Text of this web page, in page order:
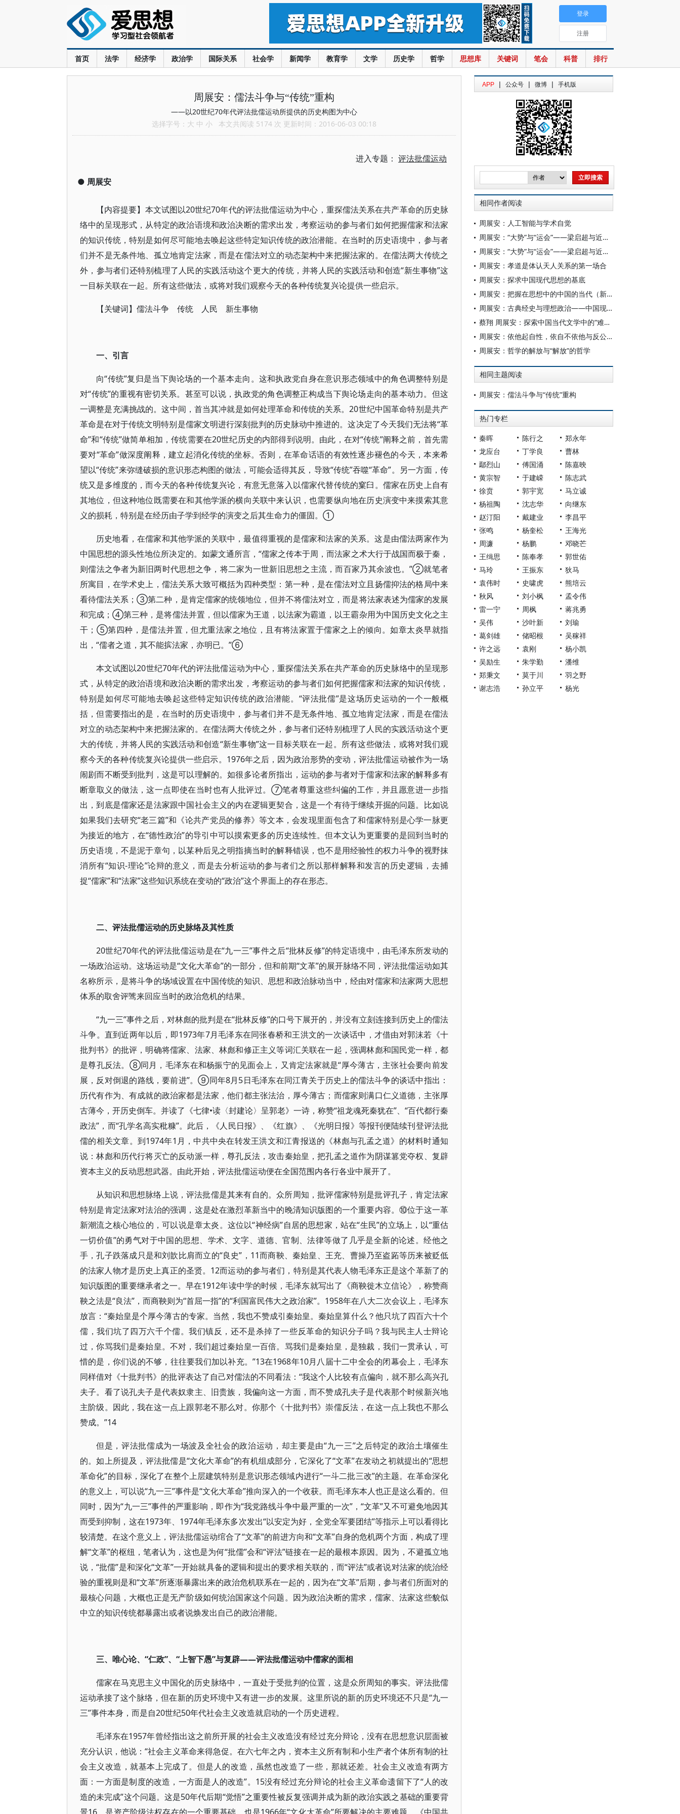
首页 法学 经济学 政治学 国际关系 社会学 新闻学 教育学 文学 历史学 哲学 思想库 关键词 笔会 科普 排行
登录
注册
周展安：儒法斗争与“传统”重构
——以20世纪70年代评法批儒运动所提供的历史构图为中心
选择字号： 大 中 小 本文共阅读 5174 次 更新时间：2016-06-03 00:18
进入专题： 评法批儒运动
● 周展安
【内容提要】本文试图以20世纪70年代的评法批儒运动为中心，重探儒法关系在共产革命的历史脉
络中的呈现形式，从特定的政治语境和政治决断的需求出发，考察运动的参与者们如何把握儒家和法家
的知识传统，特别是如何尽可能地去唤起这些特定知识传统的政治潜能。在当时的历史语境中，参与者
们并不是无条件地、孤立地肯定法家，而是在儒法对立的动态架构中来把握法家的。在儒法两大传统之
外，参与者们还特别梳理了人民的实践活动这个更大的传统，并将人民的实践活动和创造“新生事物”这
一目标关联在一起。所有这些做法，或将对我们观察今天的各种传统复兴论提供一些启示。
【关键词】儒法斗争 传统 人民 新生事物
一、引言
向“传统”复归是当下舆论场的一个基本走向。这和执政党自身在意识形态领域中的角色调整特别是
对“传统”的重视有密切关系。甚至可以说，执政党的角色调整正构成当下舆论场走向的基本动力。但这
一调整是充满挑战的。这中间，首当其冲就是如何处理革命和传统的关系。20世纪中国革命特别是共产
革命是在对于传统文明特别是儒家文明进行深刻批判的历史脉动中推进的。这决定了今天我们无法将“革
命”和“传统”做简单相加，传统需要在20世纪历史的内部得到说明。由此，在对“传统”阐释之前，首先需
要对“革命”做深度阐释，建立起消化传统的坐标。否则，在革命话语的有效性逐步褪色的今天，本来希
望以“传统”来弥缝破损的意识形态构图的做法，可能会适得其反，导致“传统”吞噬“革命”。另一方面，传
统又是多维度的，而今天的各种传统复兴论，有意无意落入以儒家代替传统的窠臼。儒家在历史上自有
其地位，但这种地位既需要在和其他学派的横向关联中来认识，也需要纵向地在历史演变中来摸索其意
义的损耗，特别是在经历由子学到经学的演变之后其生命力的僵固。①
历史地看，在儒家和其他学派的关联中，最值得重视的是儒家和法家的关系。这是由儒法两家作为
中国思想的源头性地位所决定的。如蒙文通所言，“儒家之传本于周，而法家之术大行于战国而极于秦，
则儒法之争者为新旧两时代思想之争，将二家为一世新旧思想之主流，而百家乃其余波也。”②就笔者
所寓目，在学术史上，儒法关系大致可概括为四种类型：第一种，是在儒法对立且扬儒抑法的格局中来
看待儒法关系；③第二种，是肯定儒家的统领地位，但并不将儒法对立，而是将法家表述为儒家的发展
和完成；④第三种，是将儒法并置，但以儒家为王道，以法家为霸道，以王霸杂用为中国历史文化之主
干；⑤第四种，是儒法并置，但尤重法家之地位，且有将法家置于儒家之上的倾向。如章太炎早就指
出，“儒者之道，其不能摈法家，亦明已。”⑥
本文试图以20世纪70年代的评法批儒运动为中心，重探儒法关系在共产革命的历史脉络中的呈现形
式，从特定的政治语境和政治决断的需求出发，考察运动的参与者们如何把握儒家和法家的知识传统，
特别是如何尽可能地去唤起这些特定知识传统的政治潜能。“评法批儒”是这场历史运动的一个一般概
括，但需要指出的是，在当时的历史语境中，参与者们并不是无条件地、孤立地肯定法家，而是在儒法
对立的动态架构中来把握法家的。在儒法两大传统之外，参与者们还特别梳理了人民的实践活动这个更
大的传统，并将人民的实践活动和创造“新生事物”这一目标关联在一起。所有这些做法，或将对我们观
察今天的各种传统复兴论提供一些启示。1976年之后，因为政治形势的变动，评法批儒运动被作为一场
闹剧而不断受到批判，这是可以理解的。如很多论者所指出，运动的参与者对于儒家和法家的解释多有
断章取义的做法，这一点即使在当时也有人批评过。⑦笔者尊重这些纠偏的工作，并且愿意进一步指
出，到底是儒家还是法家跟中国社会主义的内在逻辑更契合，这是一个有待于继续开掘的问题。比如说
如果我们去研究“老三篇”和《论共产党员的修养》等文本，会发现里面包含了和儒家特别是心学一脉更
为接近的地方，在“德性政治”的导引中可以摸索更多的历史连续性。但本文认为更重要的是回到当时的
历史语境，不是泥于章句，以某种后见之明指摘当时的解释错误，也不是用经验性的权力斗争的视野抹
消所有“知识-理论”论辩的意义，而是去分析运动的参与者们之所以那样解释和发言的历史逻辑，去捕
捉“儒家”和“法家”这些知识系统在变动的“政治”这个界面上的存在形态。
二、评法批儒运动的历史脉络及其性质
20世纪70年代的评法批儒运动是在“九一三”事件之后“批林反修”的特定语境中，由毛泽东所发动的
一场政治运动。这场运动是“文化大革命”的一部分，但和前期“文革”的展开脉络不同，评法批儒运动如其
名称所示，是将斗争的场域设置在中国传统的知识、思想和政治脉动当中，经由对儒家和法家两大思想
体系的取舍评骘来回应当时的政治危机的结果。
“九一三”事件之后，对林彪的批判是在“批林反修”的口号下展开的，并没有立刻连接到历史上的儒法
斗争。直到近两年以后，即1973年7月毛泽东在同张春桥和王洪文的一次谈话中，才借由对郭沫若《十
批判书》的批评，明确将儒家、法家、林彪和修正主义等词汇关联在一起，强调林彪和国民党一样，都
是尊孔反法。⑧同月，毛泽东在和杨振宁的见面会上，又肯定法家就是“厚今薄古，主张社会要向前发
展，反对倒退的路线，要前进”。⑨同年8月5日毛泽东在同江青关于历史上的儒法斗争的谈话中指出：
历代有作为、有成就的政治家都是法家，他们都主张法治，厚今薄古；而儒家则满口仁义道德，主张厚
古薄今，开历史倒车。并读了《七律•读〈封建论〉呈郭老》一诗，称赞“祖龙魂死秦犹在”、“百代都行秦
政法”，而“孔学名高实秕糠”。此后，《人民日报》、《红旗》、《光明日报》等报刊便陆续刊登评法批
儒的相关文章。到1974年1月，中共中央在转发王洪文和江青报送的《林彪与孔孟之道》的材料时通知
说：林彪和历代行将灭亡的反动派一样，尊孔反法，攻击秦始皇，把孔孟之道作为阴谋篡党夺权、复辟
资本主义的反动思想武器。由此开始，评法批儒运动便在全国范围内各行各业中展开了。
从知识和思想脉络上说，评法批儒是其来有自的。众所周知，批评儒家特别是批评孔子，肯定法家
特别是肯定法家对法治的强调，这是处在激烈革新当中的晚清知识版图的一个重要内容。⑩位于这一革
新潮流之核心地位的，可以说是章太炎。这位以“神经病”自居的思想家，站在“生民”的立场上，以“重估
一切价值”的勇气对于中国的思想、学术、文字、道德、官制、法律等做了几乎是全新的论述。经他之
手，孔子跌落成只是和刘歆比肩而立的“良史”，11而商鞅、秦始皇、王充、曹操乃至盗跖等历来被贬低
的法家人物才是历史上真正的圣贤。12而运动的参与者们，特别是其代表人物毛泽东正是这个革新了的
知识版图的重要继承者之一。早在1912年读中学的时候，毛泽东就写出了《商鞅徙木立信论》，称赞商
鞅之法是“良法”，而商鞅则为“首屈一指”的“利国富民伟大之政治家”。1958年在八大二次会议上，毛泽东
放言：“秦始皇是个厚今薄古的专家。当然，我也不赞成引秦始皇。秦始皇算什么？他只坑了四百六十个
儒，我们坑了四万六千个儒。我们镇反，还不是杀掉了一些反革命的知识分子吗？我与民主人士辩论
过，你骂我们是秦始皇。不对，我们超过秦始皇一百倍。骂我们是秦始皇，是独裁，我们一贯承认，可
惜的是，你们说的不够，往往要我们加以补充。”13在1968年10月八届十二中全会的闭幕会上，毛泽东
同样借对《十批判书》的批评表达了自己对儒法的不同看法：“我这个人比较有点偏向，就不那么高兴孔
夫子。看了说孔夫子是代表奴隶主、旧贵族，我偏向这一方面，而不赞成孔夫子是代表那个时候新兴地
主阶级。因此，我在这一点上跟郭老不那么对。你那个《十批判书》崇儒反法，在这一点上我也不那么
赞成。”14
但是，评法批儒成为一场波及全社会的政治运动，却主要是由“九一三”之后特定的政治土壤催生
的。如上所提及，评法批儒是“文化大革命”的有机组成部分，它深化了“文革”在发动之初就提出的“思想
革命化”的目标，深化了在整个上层建筑特别是意识形态领域内进行“一斗二批三改”的主题。在革命深化
的意义上，可以说“九一三”事件是“文化大革命”推向深入的一个收获。而毛泽东本人也正是这么看的。但
同时，因为“九一三”事件的严重影响，即作为“我党路线斗争中最严重的一次”，“文革”又不可避免地因其
而受到抑制，这在1973年、1974年毛泽东多次发出“以安定为好，全党全军要团结”等指示上可以看得比
较清楚。在这个意义上，评法批儒运动绾合了“文革”的前进方向和“文革”自身的危机两个方面，构成了理
解“文革”的枢纽，笔者认为，这也是为何“批儒”会和“评法”链接在一起的最根本原因。因为，不避孤立地
说，“批儒”是和深化“文革”一开始就具备的逻辑和提出的要求相关联的，而“评法”或者说对法家的统治经
验的重视则是和“文革”所逐渐暴露出来的政治危机联系在一起的，因为在“文革”后期，参与者们所面对的
最核心问题，大概也正是无产阶级如何统治国家这个问题。因为政治决断的需求，儒家、法家这些貌似
中立的知识传统都暴露出或者说焕发出自己的政治潜能。
三、唯心论、“仁政”、“上智下愚”与复辟——评法批儒运动中儒家的面相
儒家在马克思主义中国化的历史脉络中，一直处于受批判的位置，这是众所周知的事实。评法批儒
运动承接了这个脉络，但在新的历史环境中又有进一步的发展。这里所说的新的历史环境还不只是“九一
三”事件本身，而是自20世纪50年代社会主义改造就启动的一个历史进程。
毛泽东在1957年曾经指出这之前所开展的社会主义改造没有经过充分辩论，没有在思想意识层面被
充分认识，他说：“社会主义革命来得急促。在六七年之内，资本主义所有制和小生产者个体所有制的社
会主义改造，就基本上完成了。但是人的改造，虽然也改造了一些，那就还差。社会主义改造有两方
面：一方面是制度的改造，一方面是人的改造”。15没有经过充分辩论的社会主义革命遗留下了“人的改
造的未完成”这个问题。这是50年代后期“觉悟”之重要性被反复强调并成为新的政治实践之基础的重要背
APP | 公众号 | 微博 | 手机版
相同作者阅读
周展安：人工智能与学术自觉
周展安：“大势”与“运会”——梁启超与近代思想中的历史意识
周展安：“大势”与“运会”——梁启超与近代思想中的历史意识
周展安：孝道是体认天人关系的第一场合
周展安：探求中国现代思想的基底
周展安：把握在思想中的中国的当代（新中国的形而上学）
周展安：古典经史与理想政治——中国现代思想史上的“王莽问题”
蔡翔 周展安：探索中国当代文学中的“难题”与“意义”
周展安：依他起自性，依自不依他与反公理
周展安：哲学的解放与“解放”的哲学
相同主题阅读
周展安：儒法斗争与“传统”重构
热门专栏
秦晖 陈行之
郑永年
龙应台
丁学良
曹林
鄢烈山
傅国涌
陈嘉映
黄宗智
于建嵘
陈志武
徐贲
郭宇宽
马立诚
杨祖陶
沈志华
向继东
赵汀阳
戴建业
李昌平
张鸣
杨奎松
王海光
周濂
杨鹏
邓晓芒
王缉思
陈奉孝
郭世佑
马玲
王振东
狄马
袁伟时
史啸虎
熊培云
秋风
刘小枫
孟令伟
雷一宁
周枫
蒋兆勇
吴伟
沙叶新
刘瑜
葛剑雄
储昭根
吴稼祥
许之远
袁刚
杨小凯
吴励生
朱学勤
潘维
郑秉文
莫于川
羽之野
谢志浩
孙立平 杨光